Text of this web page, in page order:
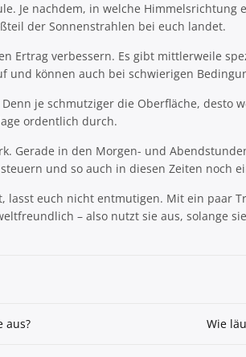
Je nachdem, in welche
der Sonnenstrahlen bei euch landet.
verbessern. Es gibt mittlerweile
können auch bei schwierigen
je schmutziger die Oberfläche, desto
ordentlich durch.
Gerade in den Morgen- und
und so auch in diesen Zeiten noch
euch nicht entmutigen. Mit ein paar
– also nutzt sie aus, solange
aus? Wie